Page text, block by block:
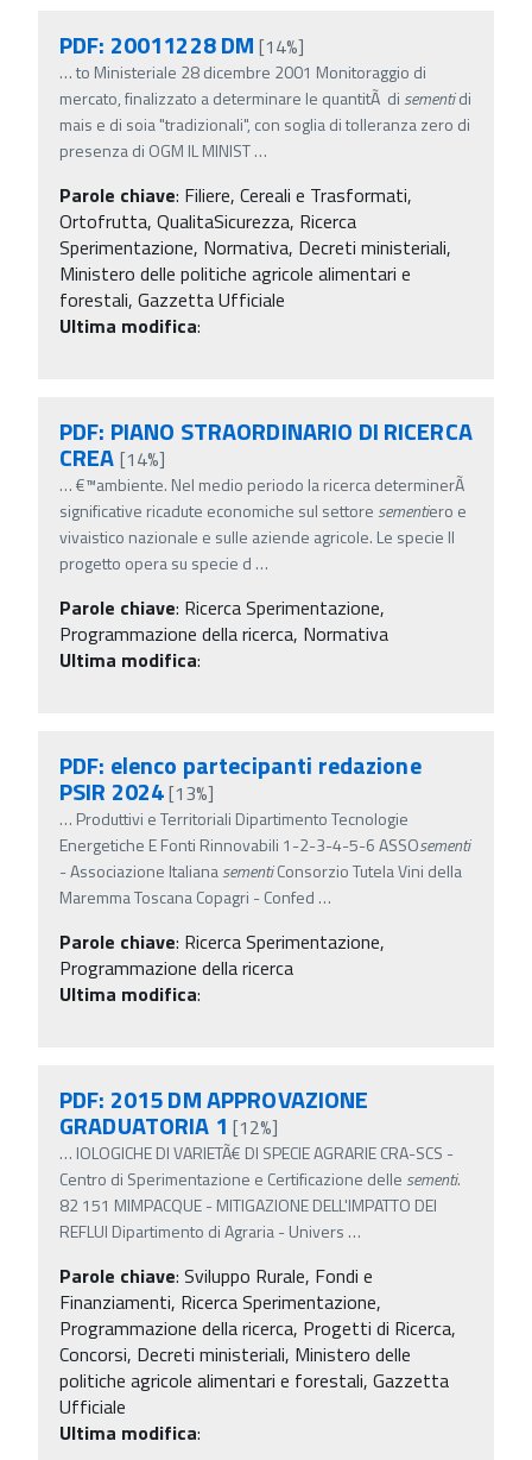
PDF: 20011228 DM [14%]
…to Ministeriale 28 dicembre 2001 Monitoraggio di
mercato, finalizzato a determinare le quantitÃ di sementidi
mais e di soia "tradizionali", con soglia di tolleranza zero di
presenza di OGM IL MINIST…
Parole chiave: Filiere, Cereali e Trasformati,
Ortofrutta, QualitaSicurezza, Ricerca
Sperimentazione, Normativa, Decreti ministeriali,
Ministero delle politiche agricole alimentari e
forestali, Gazzetta Ufficiale
Ultima modifica:
PDF: PIANO STRAORDINARIO DI RICERCA
CREA [14%]
…€™ambiente. Nel medio periodo la ricerca determinerÃ
significative ricadute economiche sul settore sementiero e
vivaistico nazionale e sulle aziende agricole. Le specie Il
progetto opera su specie d …
Parole chiave: Ricerca Sperimentazione,
Programmazione della ricerca, Normativa
Ultima modifica:
PDF: elenco partecipanti redazione
PSIR 2024[13%]
… Produttivi e Territoriali Dipartimento Tecnologie
Energetiche E Fonti Rinnovabili 1-2-3-4-5-6 ASSOsementi
- Associazione ItalianasementiConsorzio Tutela Vini della
Maremma Toscana Copagri - Confed …
Parole chiave: Ricerca Sperimentazione,
Programmazione della ricerca
Ultima modifica:
PDF: 2015 DM APPROVAZIONE
GRADUATORIA 1 [12%]
… IOLOGICHE DI VARIETÃ€ DI SPECIE AGRARIE CRA-SCS -
Centro di Sperimentazione e Certificazione delle sementi.
82 151 MIMPACQUE - MITIGAZIONE DELL'IMPATTO DEI
REFLUI Dipartimento di Agraria - Univers …
Parole chiave: Sviluppo Rurale, Fondi e
Finanziamenti, Ricerca Sperimentazione,
Programmazione della ricerca, Progetti di Ricerca,
Concorsi, Decreti ministeriali, Ministero delle
politiche agricole alimentari e forestali, Gazzetta
Ufficiale
Ultima modifica: